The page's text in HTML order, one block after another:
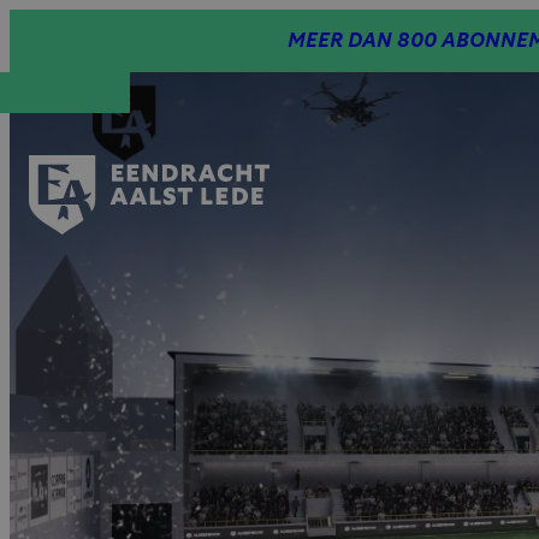
MEER DAN 800